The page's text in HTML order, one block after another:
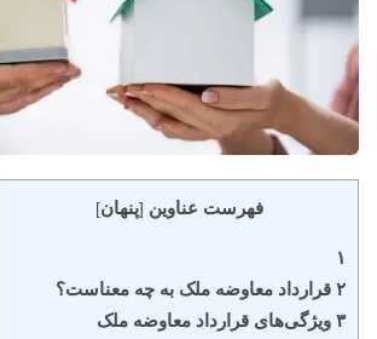
فهرست عناوین [پنهان]
۱
۲ قرارداد معاوضه ملک به چه معناست؟
۳ ویژگی‌های قرارداد معاوضه ملک